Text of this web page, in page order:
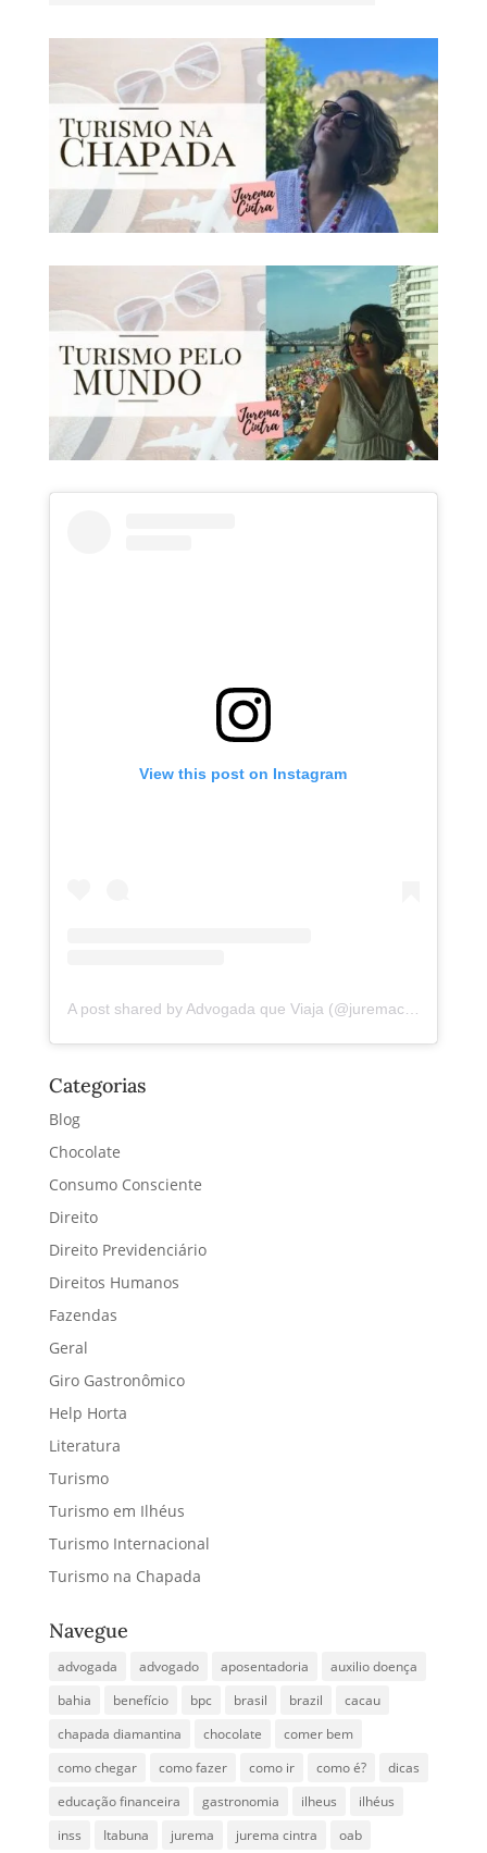
View this post on Instagram
A post shared by Advogada que Viaja (@juremacintra)
Categorias
Blog
Chocolate
Consumo Consciente
Direito
Direito Previdenciário
Direitos Humanos
Fazendas
Geral
Giro Gastronômico
Help Horta
Literatura
Turismo
Turismo em Ilhéus
Turismo Internacional
Turismo na Chapada
Navegue
advogada advogado aposentadoria
auxilio doença
bahia
benefício bpc brasil brazil
cacau
chapada diamantina
chocolate
comer bem
como chegar
como fazer como ir como é?
dicas
educação financeira
gastronomia ilheus
ilhéus
inss
Itabuna jurema jurema cintra oab